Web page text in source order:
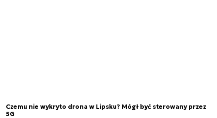
Czemu nie wykryto drona w Lipsku? Mógł być sterowany przez
5G